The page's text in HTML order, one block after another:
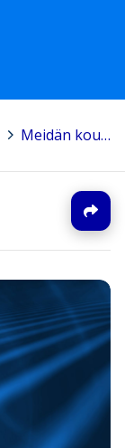
> Meidän koulumme